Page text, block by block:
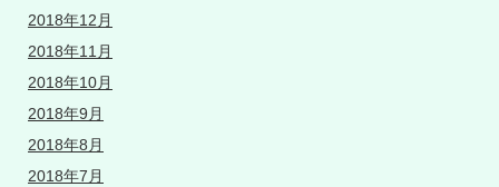
2018年12月
2018年11月
2018年10月
2018年9月
2018年8月
2018年7月